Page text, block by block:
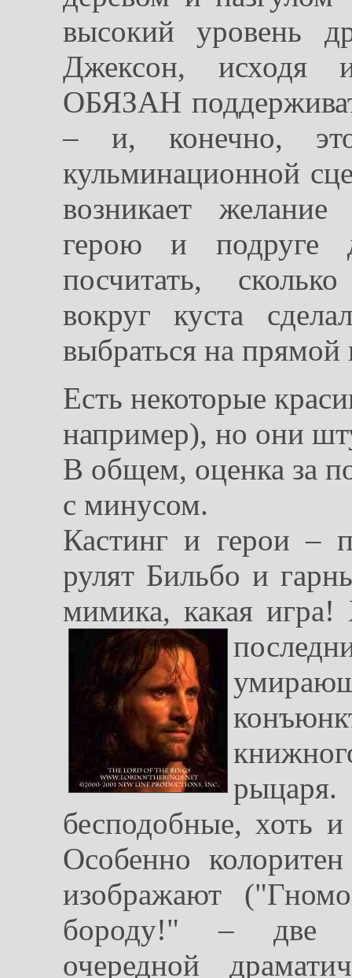
высокий уровень
Джексон, исходя
ОБЯЗАН
– и, конечно,
кульминационной
возникает
герою и подруге
посчитать,
вокруг куста
выбраться на прямой
Есть некоторые
например), но они
В общем, оценка за
с минусом.
Кастинг и герои –
рулят Бильбо и
мимика, какая
бесподобные, хоть
Особенно
изображают
бороду!" – две
очередной